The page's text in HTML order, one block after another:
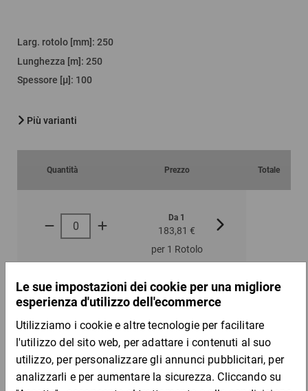
Larg. rotolo [mm] : 250
Lunghezza [m]: 250
Spessore [µ] : 100
Più varianti
Quantità Prezzo Totale
Da 1
183,81 €
per 1 Rotolo
Campione
DESCRIZIONE DEL PRODOTTO
Ideali per oggetti da imballare di diverse lunghezze.